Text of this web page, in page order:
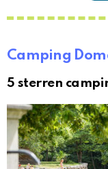
Camping
5 sterren